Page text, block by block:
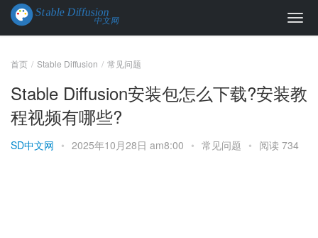
首页 Stable Diffusion 常见问题
Stable Diffusion安装包怎么下载?安装教
程视频有哪些?
SD中文网 • 2025年10月28日 am8:00 • 常见问题 • 阅读 734